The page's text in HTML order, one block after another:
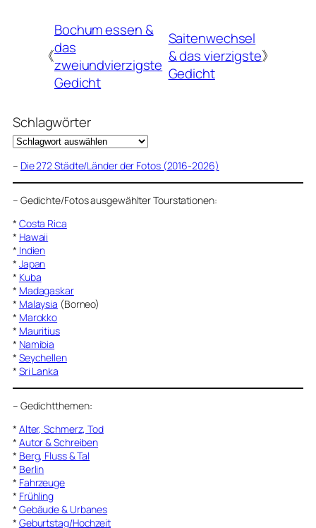
《
Bochum essen &
das
zweiundvierzigste
Gedicht
Saitenwechsel
& das vierzigste
Gedicht
》
Schlagwörter
– Die 272 Städte/Länder der Fotos (2016-2026)
– Gedichte/Fotos ausgewählter Tourstationen:
* Costa Rica
* Hawaii
* Indien
* Japan
* Kuba
* Madagaskar
* Malaysia (Borneo)
* Marokko
* Mauritius
* Namibia
* Seychellen
* Sri Lanka
– Gedichtthemen:
* Alter, Schmerz, Tod
* Autor & Schreiben
* Berg, Fluss & Tal
* Berlin
* Fahrzeuge
* Frühling
* Gebäude & Urbanes
* Geburtstag/Hochzeit